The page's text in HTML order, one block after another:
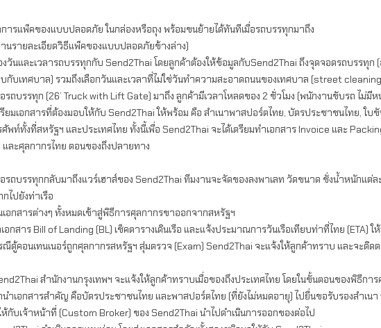
การแพ็คของแบบปลอดภัย ในกล่องหรือถุง พร้อมขนย้ายได้ทันทีเมื่อรถบรรทุกมาถึง
นรายละเอียดวิธีแพ็คของแบบปลอดภัยข้างล่าง)
งวันและเวลารถบรรทุกกับ Send2Thai โดยลูกค้าต้องให้ข้อมูลกับSend2Thai ถึงจุดจอดรถบรรทุ
กับเทศบาล) รวมถึงเลือกวันและเวลาที่ไม่ใช่วันทำความสะอาดถนนของเทศบาล (street
อรถบรรทุก (26’ Truck with Lift Gate) มาถึง ลูกค้ามีเวลาโหลดของ 2 ชั่วโมง (พนักงานขับรถ ไม่
รียมเอกสารที่ต้องมอบให้กับ Send2Thai ให้พร้อม คือ สำเนาพาสปอร์ตไทย, บัตรประชาชนไทย, ใ
ศัพท์ทั้งที่สหรัฐฯ และประเทศไทย ทั้งนี้เพื่อ Send2Thai จะได้เตรียมทำเอกสาร Invoice และ
และศุลกากรไทย ตอนของถึงปลายทาง
อรถบรรทุกกลับมาถึงแวร์เฮาส์ของ Send2Thai ทีมงานจะจัดของลงพาเลท วัดขนาด ชั่งน้ำหนักแต่ล
กไปยังท่าเรือ
เอกสารต่างๆ ทั้งหมดเข้าสู่พิธีการศุลกากรขาออกจากสหรัฐฯ
เอกสาร Bill of Landing (BL) เช็คตารางเดินเรือ และแจ้งประมาณการวันเรือเทียบท่าที่ไทย (ETA)
ณีตู้คอนเทนเนอร์ถูกศุลกากรสหรัฐฯ สุ่มตรวจ (Exam) Send2Thai จะแจ้งให้ลูกค้าทราบ และจะติดต
สำนักงานกรุงเทพฯ จะแจ้งให้ลูกค้าทราบเมื่อของถึงประเทศไทย โดยในขั้นตอนของพิธีกา
ำเอกสารสำคัญ คือบัตรประชาชนไทย และพาสปอร์ตไทย (ที่ยังไม่หมดอายุ) ไปยื่นขอรับรองสำเนา
ห้กับเจ้าหน้าที่ (Custom Broker) ของ Send2Thai นำไปดำเนินการออกของต่อไป